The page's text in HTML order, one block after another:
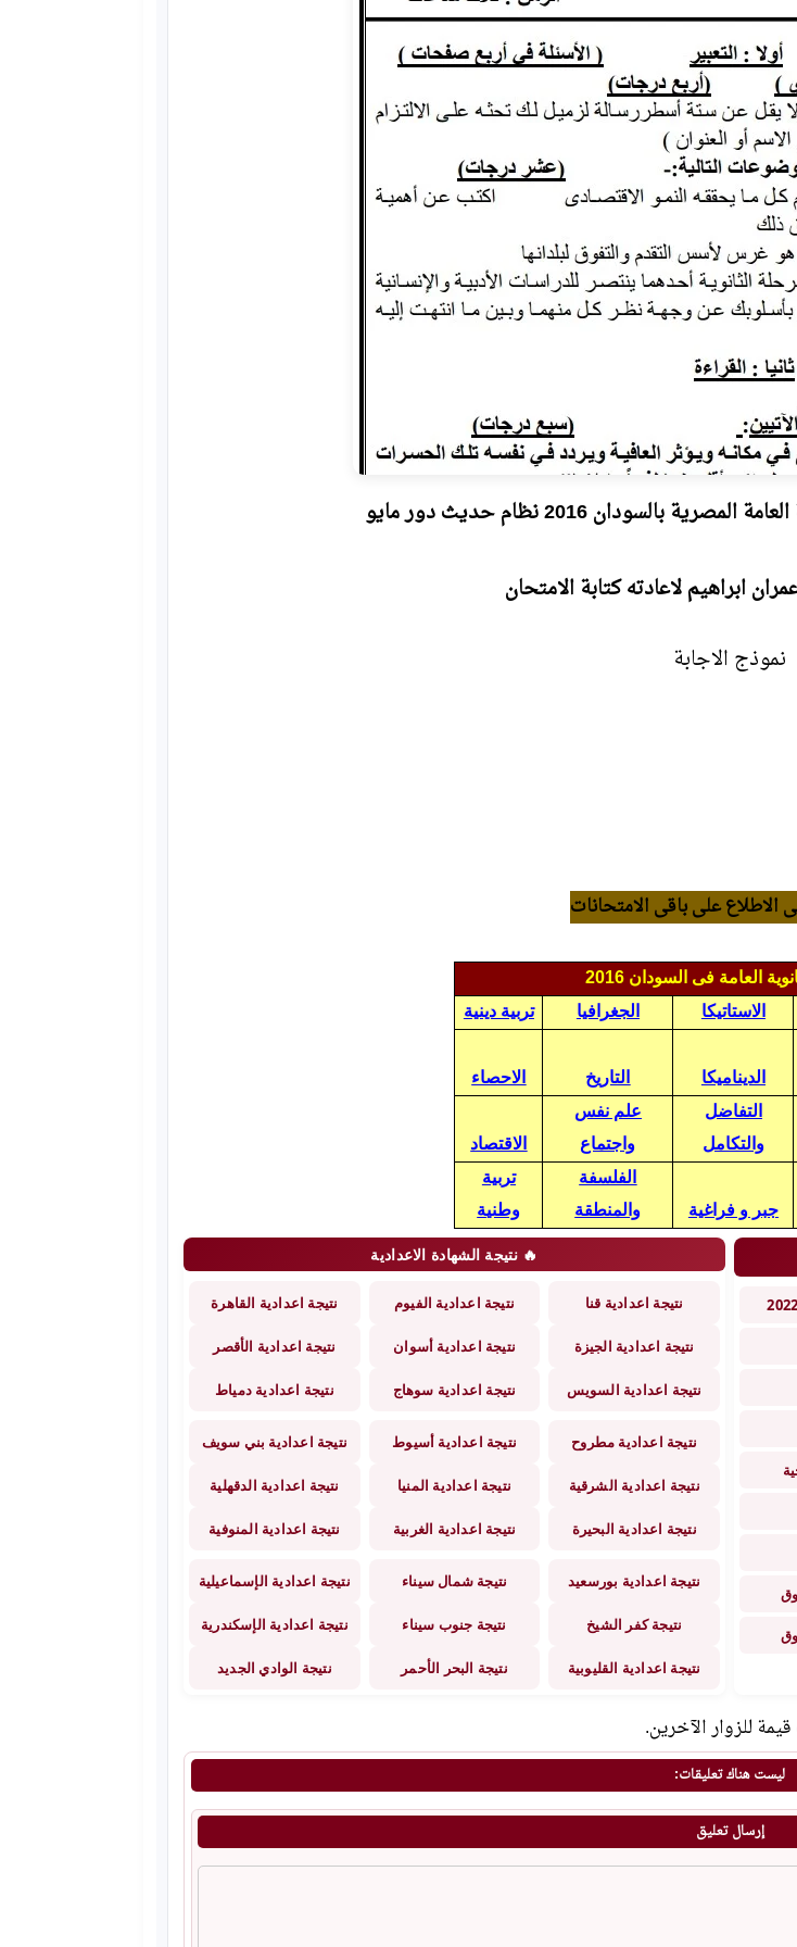
بالسودان 2016 نظام حديث دور مايو
ابراهيم لاعادته كتابة الامتحان
نموذج الاجابة
على باقى الامتحانات
العامة فى السودان 2016
الاستاتيكا الجغرافيا
تربية دينية
الديناميكا التاريخ
الاحصاء
التفاضل
والتكامل
علم نفس
واجتماع
الاقتصاد
جبر و فراغية
الفلسفة
والمنطقة
تربية
وطنية
🔥 نتيجة الشهادة الاعدادية
نتيجة اعدادية قنا
نتيجة اعدادية الجيزة
نتيجة اعدادية السويس
نتيجة اعدادية الفيوم
نتيجة اعدادية أسوان
نتيجة اعدادية سوهاج
نتيجة اعدادية القاهرة
نتيجة اعدادية الأقصر
نتيجة اعدادية دمياط
نتيجة اعدادية مطروح
نتيجة اعدادية الشرقية
نتيجة اعدادية البحيرة
نتيجة اعدادية أسيوط
نتيجة اعدادية المنيا
نتيجة اعدادية الغربية
نتيجة اعدادية بني سويف
نتيجة اعدادية الدقهلية
نتيجة اعدادية المنوفية
نتيجة اعدادية بورسعيد
نتيجة كفر الشيخ
نتيجة اعدادية القليوبية
نتيجة شمال سيناء
نتيجة جنوب سيناء
نتيجة البحر الأحمر
نتيجة اعدادية الإسماعيلية
نتيجة اعدادية الإسكندرية
نتيجة الوادي الجديد
للزوار الآخرين.
ليست هناك تعليقات:
إرسال تعليق